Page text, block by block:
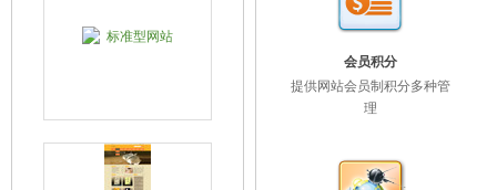
会员积分
提供网站会员制积分多种管
理